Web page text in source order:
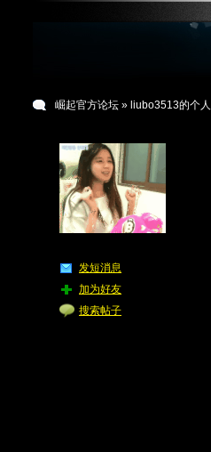
崛起官方论坛 » liubo3513的个
发短消息
加为好友
搜索帖子